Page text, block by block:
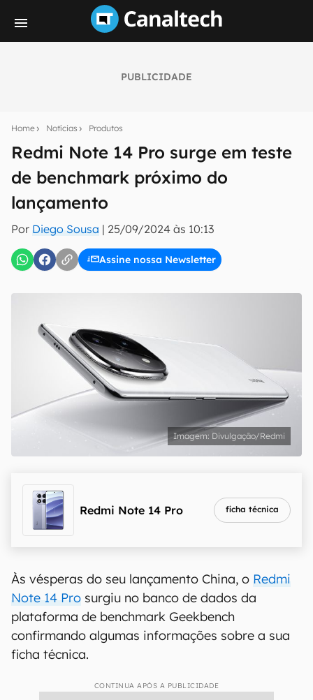
PUBLICIDADE
Home Notícias Produtos
Redmi Note 14 Pro surge em teste
de benchmark próximo do
lançamento
Por Diego Sousa | 25/09/2024 às 10:13
Assine nossa Newsletter
notícias e reviews sobre tecnologia em primeira
mão.
E-mail
inscreva-se
Uso e Política de Privacidade do Canaltech.
Divulgação/Redmi
Redmi Note 14 Pro ficha técnica
Às vésperas do seu lançamento China, o Redmi
Note 14 Pro surgiu no banco de dados da
plataforma de benchmark Geekbench
confirmando algumas informações sobre a sua
ficha técnica.
CONTINUA APÓS A PUBLICIDADE